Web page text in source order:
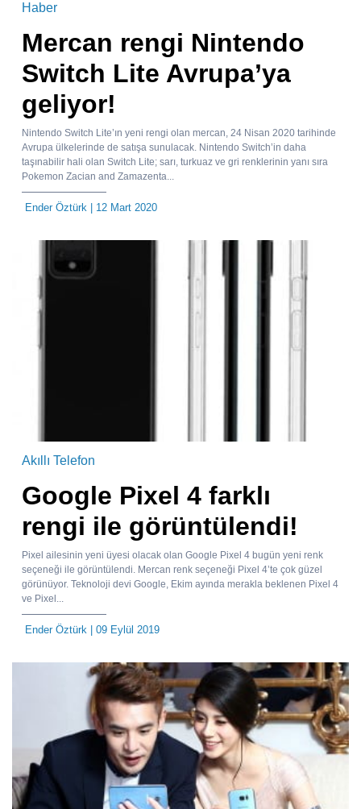
Haber
Mercan rengi Nintendo
Switch Lite Avrupa’ya
geliyor!
Nintendo Switch Lite’ın yeni rengi olan mercan, 24 Nisan 2020 tarihinde
Avrupa ülkelerinde de satışa sunulacak. Nintendo Switch’in daha
taşınabilir hali olan Switch Lite; sarı, turkuaz ve gri renklerinin yanı sıra
Pokemon Zacian and Zamazenta...
Ender Öztürk | 12 Mart 2020
Akıllı Telefon
Google Pixel 4 farklı
rengi ile görüntülendi!
Pixel ailesinin yeni üyesi olacak olan Google Pixel 4 bugün yeni renk
seçeneği ile görüntülendi. Mercan renk seçeneği Pixel 4’te çok güzel
görünüyor. Teknoloji devi Google, Ekim ayında merakla beklenen Pixel 4
ve Pixel...
Ender Öztürk | 09 Eylül 2019